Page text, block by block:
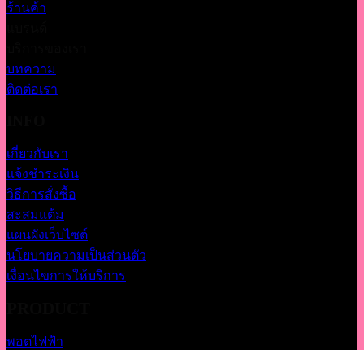
ร้านค้า
บทความ
ติดต่อเรา
เกี่ยวกับเรา
แจ้งชำระเงิน
วิธีการสั่งซื้อ
สะสมแต้ม
แผนผังเว็บไซต์
นโยบายความเป็นส่วนตัว
เงื่อนไขการให้บริการ
พอตไฟฟ้า